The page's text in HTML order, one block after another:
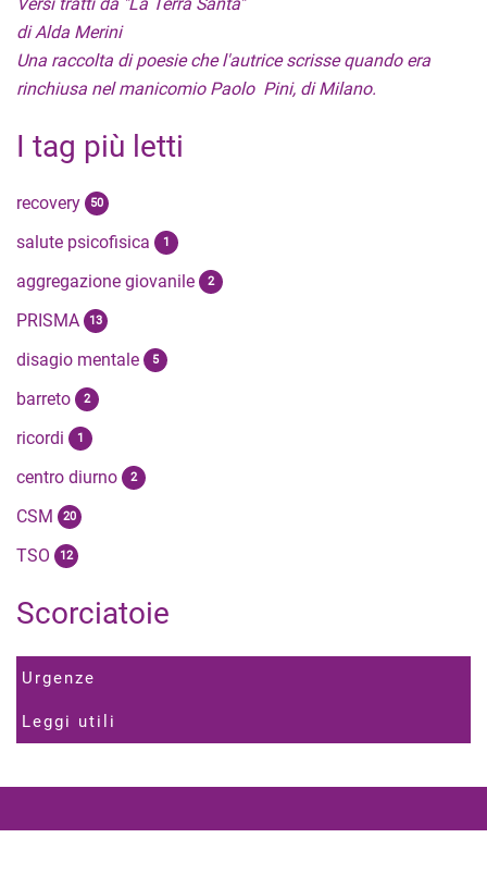
di Alda Merini
Una raccolta di poesie che l'autrice scrisse quando era
rinchiusa nel manicomio Paolo Pini, di Milano.
I tag più letti
recovery 50
salute psicofisica 1
aggregazione giovanile 2
PRISMA 13
disagio mentale 5
barreto 2
ricordi 1
centro diurno 2
CSM 20
TSO 12
Scorciatoie
Urgenze
Leggi utili